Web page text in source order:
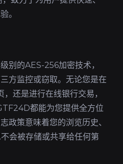
。
别的AES-256加密技术，
方监控或窃取。无论您是在
还是进行在线银行交易，
都能为您提供全方位
政策意味着您的浏览历史、
会被存储或共享给任何第